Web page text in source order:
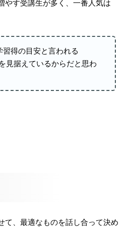
やす受講生が多く、一番人気は
習得の目安と言われる
見据えているからだと思わ
て、最適なものを話し合って決め